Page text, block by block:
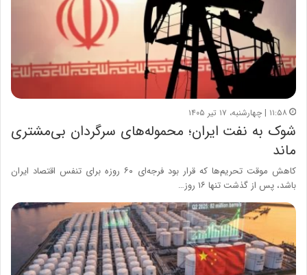
۱۱:۵۸ | چهارشنبه، ۱۷ تیر ۱۴۰۵
شوک به نفت ایران؛ محموله‌های سرگردان بی‌مشتری
ماند
کاهش موقت تحریم‌ها که قرار بود فرجه‌ای ۶۰ روزه برای تنفس اقتصاد ایران
باشد، پس از گذشت تنها ۱۶ روز…